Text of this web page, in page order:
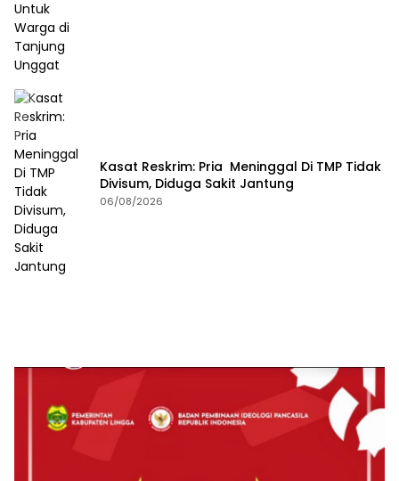
Kasat Reskrim: Pria Meninggal Di TMP Tidak
Divisum, Diduga Sakit Jantung
06/08/2026